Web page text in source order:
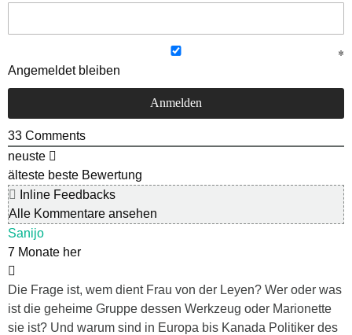
Angemeldet bleiben
33 Comments
neuste
älteste beste Bewertung
Inline Feedbacks
Alle Kommentare ansehen
Sanijo
7 Monate her
Die Frage ist, wem dient Frau von der Leyen? Wer oder was
ist die geheime Gruppe dessen Werkzeug oder Marionette
sie ist? Und warum sind in Europa bis Kanada Politiker des